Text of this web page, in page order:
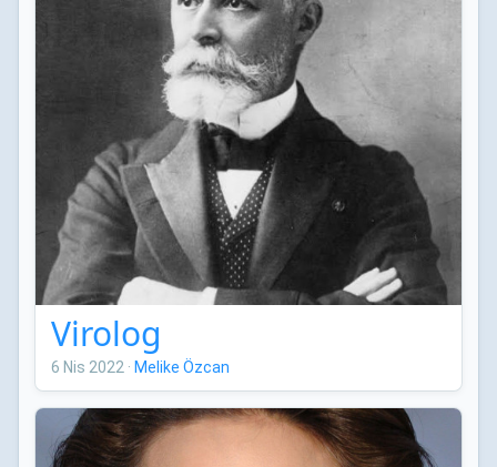
Virolog
6 Nis 2022 · Melike Özcan